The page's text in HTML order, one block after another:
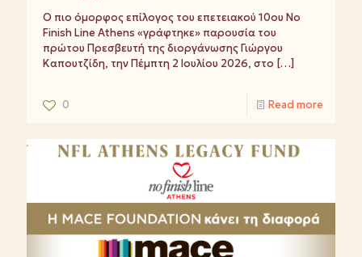
Ο πιο όμορφος επίλογος του επετειακού 10ου No
Finish Line Athens «γράφτηκε» παρουσία του
πρώτου Πρεσβευτή της διοργάνωσης Γιώργου
Καπουτζίδη, την Πέμπτη 2 Ιουλίου 2026, στο […]
0 Read more